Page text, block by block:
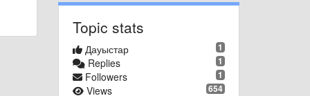
Topic stats
1
Дауыстар
1
Replies
1
Followers
654
Views